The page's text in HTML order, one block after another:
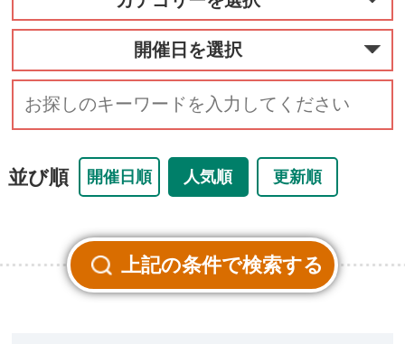
開催日を選択
並び順 開催日順 人気順 更新順